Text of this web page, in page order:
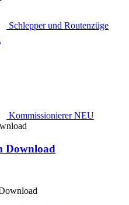
Schlepper und Routenzüge
Kommissionierer NEU
Download